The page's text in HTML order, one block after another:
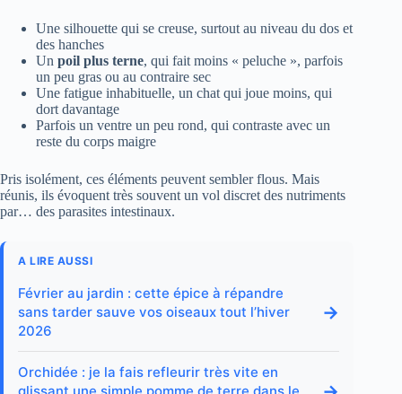
Une silhouette qui se creuse, surtout au niveau du dos et
des hanches
Un poil plus terne, qui fait moins « peluche », parfois
un peu gras ou au contraire sec
Une fatigue inhabituelle, un chat qui joue moins, qui
dort davantage
Parfois un ventre un peu rond, qui contraste avec un
reste du corps maigre
Pris isolément, ces éléments peuvent sembler flous. Mais
réunis, ils évoquent très souvent un vol discret des nutriments
par… des parasites intestinaux.
A LIRE AUSSI
Février au jardin : cette épice à répandre
sans tarder sauve vos oiseaux tout l’hiver
2026
→
Orchidée : je la fais refleurir très vite en